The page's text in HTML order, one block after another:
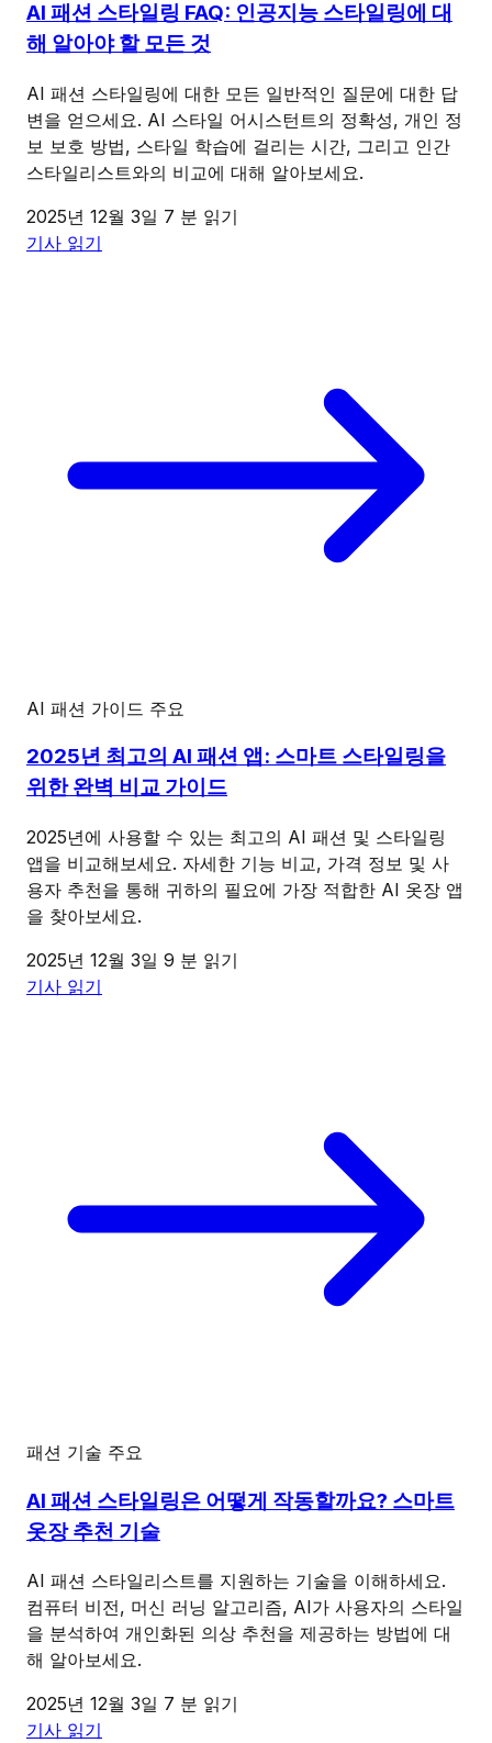
AI 패션 스타일링 FAQ: 인공지능 스타일링에 대
해 알아야 할 모든 것
AI 패션 스타일링에 대한 모든 일반적인 질문에 대한 답
변을 얻으세요. AI 스타일 어시스턴트의 정확성, 개인 정
보 보호 방법, 스타일 학습에 걸리는 시간, 그리고 인간
스타일리스트와의 비교에 대해 알아보세요.
2025년 12월 3일 7 분 읽기
기사 읽기
AI 패션 가이드 주요
2025년 최고의 AI 패션 앱: 스마트 스타일링을
위한 완벽 비교 가이드
2025년에 사용할 수 있는 최고의 AI 패션 및 스타일링
앱을 비교해보세요. 자세한 기능 비교, 가격 정보 및 사
용자 추천을 통해 귀하의 필요에 가장 적합한 AI 옷장 앱
을 찾아보세요.
2025년 12월 3일 9 분 읽기
기사 읽기
패션 기술 주요
AI 패션 스타일링은 어떻게 작동할까요? 스마트
옷장 추천 기술
AI 패션 스타일리스트를 지원하는 기술을 이해하세요.
컴퓨터 비전, 머신 러닝 알고리즘, AI가 사용자의 스타일
을 분석하여 개인화된 의상 추천을 제공하는 방법에 대
해 알아보세요.
2025년 12월 3일 7 분 읽기
기사 읽기